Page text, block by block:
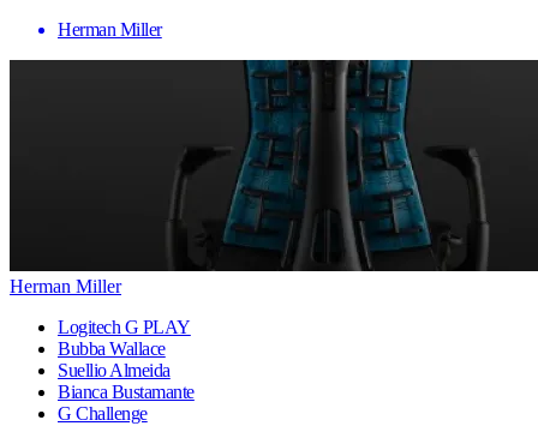
Herman Miller
Herman Miller
Logitech G PLAY
Bubba Wallace
Suellio Almeida
Bianca Bustamante
G Challenge